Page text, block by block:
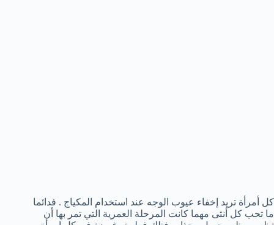
كل أمرأة تريد إخفاء عيوب الوجه عند استخدام المكياج . فدائما
ما تحب كل أنثى مهما كانت المرحلة العمرية التي تمر بها أن